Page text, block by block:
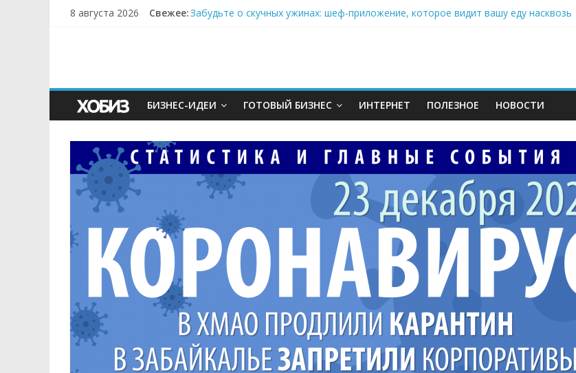
8 августа 2026 Свежее:Забудьте о скучных ужинах: шеф-приложение, которое видит вашу еду насквозь
БИЗНЕС-ИДЕИ ГОТОВЫЙ БИЗНЕС ИНТЕРНЕТ ПОЛЕЗНОЕ НОВОСТИ